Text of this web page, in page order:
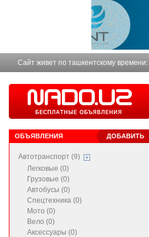
Сайт живет по ташкентскому времени:
ДОБАВИТЬ
ОБЪЯВЛЕНИЯ
Автотранспорт (9)
Легковые (0)
Грузовые (0)
Автобусы (0)
Спецтехника (0)
Мото (0)
Вело (0)
Аксессуары (0)